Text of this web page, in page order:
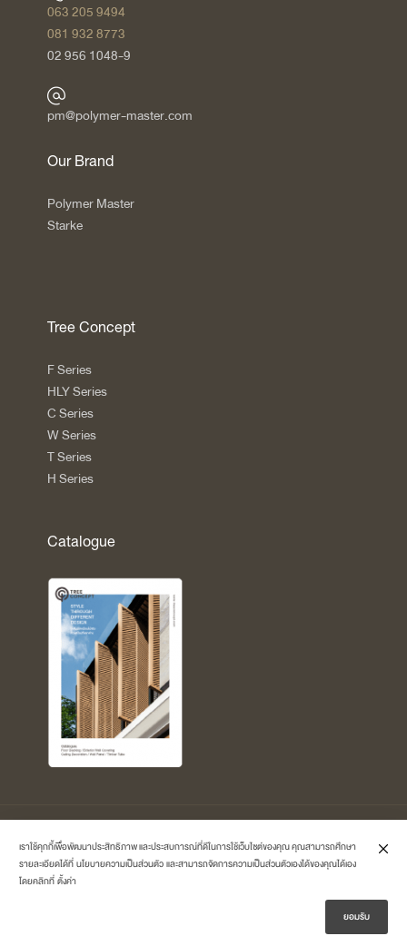
063 205 9494
081 932 8773
02 956 1048-9
pm@polymer-master.com
Our Brand
Polymer Master
Starke
Tree Concept
F Series
HLY Series
C Series
W Series
T Series
H Series
Catalogue
Copyright © 2026 Treeconcept byPolymer-Master Co.,Ltd.
All Rights
Reserved.
เราใช้คุกกี้เพื่อพัฒนาประสิทธิภาพ และประสบการณ์ที่ดีในการใช้เว็บไซต์ของคุณ คุณสามารถศึกษา
รายละเอียดได้ที่นโยบายความเป็นส่วนตัวและสามารถจัดการความเป็นส่วนตัวเองได้ของคุณได้เอง
โดยคลิกที่ตั้งค่า
ยอมรับ